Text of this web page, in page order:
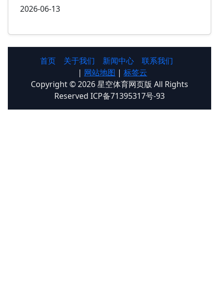
2026-06-13
首页 关于我们 新闻中心
联系我们
| 网站地图 | 标签云
Copyright © 2026 星空体育网页版 All Rights
Reserved ICP备71395317号-93